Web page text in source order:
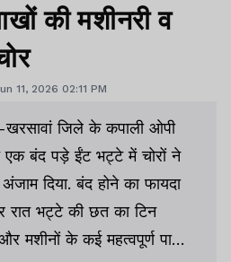
की मशीनरी व
11, 2026 02:11 PM
जिले के कपाली ओपी
एक बंद पड़े ईंट भट्टे में चोरों ने
अंजाम दिया. बंद होने का फायदा
रात भट्टे की छत का टिन
के कई महत्वपूर्ण पार्ट्स